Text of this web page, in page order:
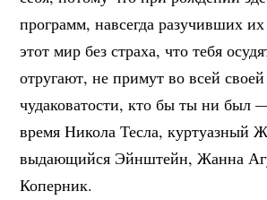
программ, навсегда разучивших их
этот мир без страха, что тебя
отругают, не примут во всей
чудаковатости, кто бы ты ни
время Никола Тесла, куртуазный
выдающийся Эйнштейн, Жанна
Коперник.